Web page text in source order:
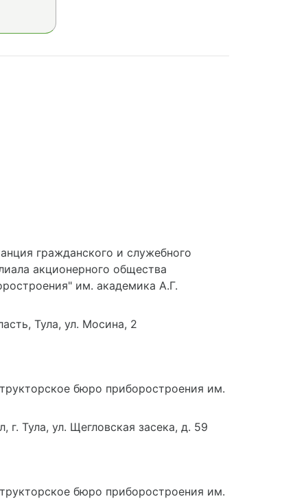
гражданского и служебного
акционерного общества
им. академика А.Г.
Тула, ул. Мосина, 2
бюро приборостроения им.
Тула, ул. Щегловская засека, д. 59
бюро приборостроения им.